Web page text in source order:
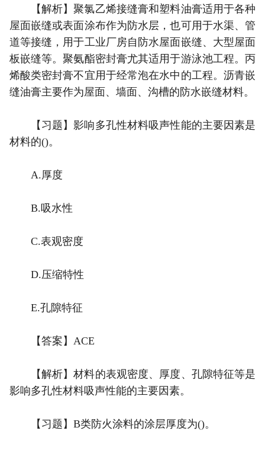
【解析】聚氯乙烯接缝膏和塑料油膏适用于各种
屋面嵌缝或表面涂布作为防水层，也可用于水渠、管
道等接缝，用于工业厂房自防水屋面嵌缝、大型屋面
板嵌缝等。聚氨酯密封膏尤其适用于游泳池工程。丙
烯酸类密封膏不宜用于经常泡在水中的工程。沥青嵌
缝油膏主要作为屋面、墙面、沟槽的防水嵌缝材料。
【习题】影响多孔性材料吸声性能的主要因素是
材料的()。
A.厚度
B.吸水性
C.表观密度
D.压缩特性
E.孔隙特征
【答案】ACE
【解析】材料的表观密度、厚度、孔隙特征等是
影响多孔性材料吸声性能的主要因素。
【习题】B类防火涂料的涂层厚度为()。